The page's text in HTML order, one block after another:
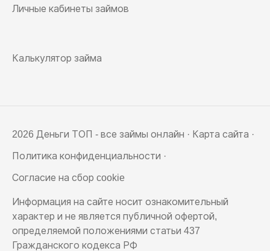
Личные кабинеты займов
Калькулятор займа
2026 Деньги ТОП - все займы онлайн · Карта сайта ·
Политика конфиденциальности ·
Согласие на сбор cookie
Информация на сайте носит ознакомительный
характер и не является публичной офертой,
определяемой положениями статьи 437
Гражданского кодекса РФ